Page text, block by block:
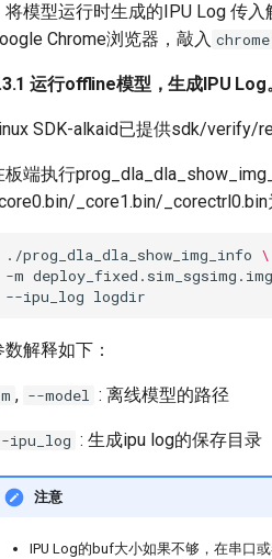
将模型运行时生成的IPU Log 传
Chrome浏览器，敲入
运行offline模型，生成IPU Log
SDK-alkaid已提供sdk/verify/
板端执行
_core1.bin/
./prog_dla_dla_show_img_info \
-m deploy_fixed.sim_sgsimg.img
--ipu_log
数解释如下：
, --model : 离线模型的路径
ipu_log : 生成ipu log的保存目录
注意
IPU Log的buf大小如果不够，在串口